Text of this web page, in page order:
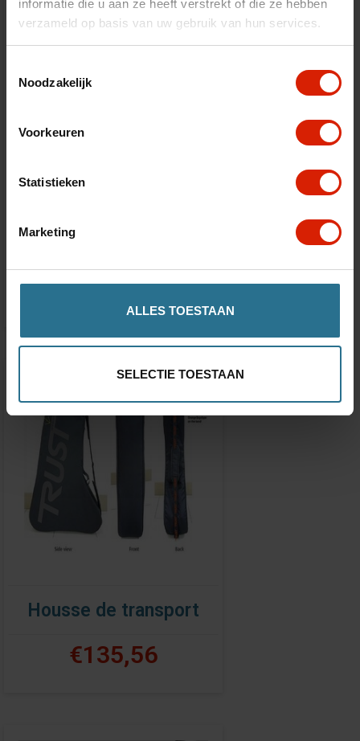
informatie die u aan ze heeft verstrekt of die ze hebben
verzameld op basis van uw gebruik van hun services.
Noodzakelijk
Voorkeuren
Statistieken
Marketing
ALLES TOESTAAN
SELECTIE TOESTAAN
Let's Go Out
€399,00
Housse de transport
€135,56